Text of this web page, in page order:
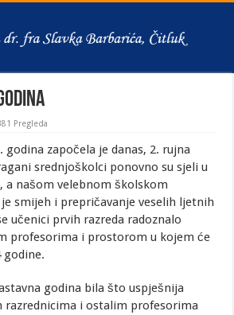
Pregleda
godina započela je danas, 2. rujna
srednjoškolci ponovno su sjeli u
a našom velebnom školskom
smijeh i prepričavanje veselih ljetnih
učenici prvih razreda radoznalo
profesorima i prostorom u kojem će
godine.
godina bila što uspješnija
razrednicima i ostalim profesorima